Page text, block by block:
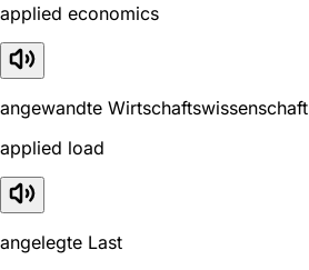
applied economics
angewandte Wirtschaftswissenschaft
applied load
angelegte Last